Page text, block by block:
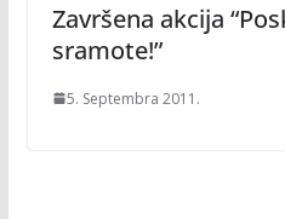
Završena akcija
sramote!”
5. Septembra 2011.